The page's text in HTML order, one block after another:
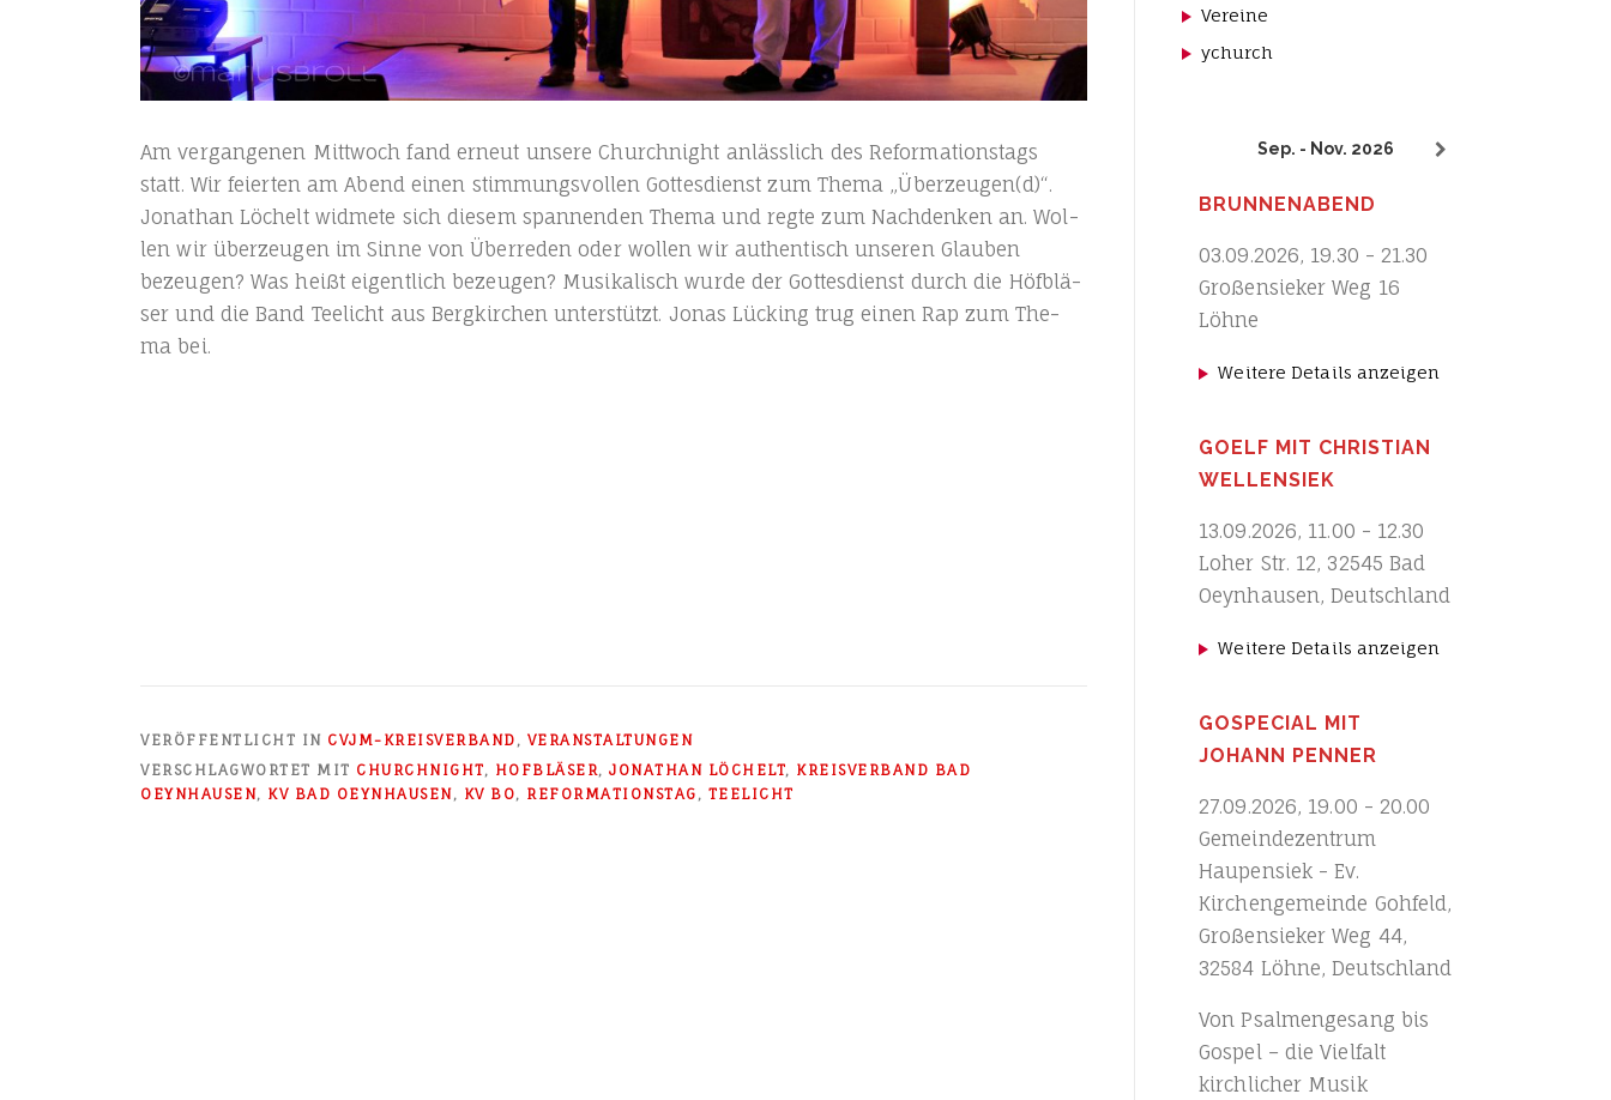
Am ver­gan­ge­nen Mitt­woch fand erneut unse­re Church­night anläss­lich des Refor­ma­ti­ons­tags
statt. Wir fei­er­ten am Abend einen stim­mungs­vol­len Got­tes­dienst zum The­ma „Überzeugen(d)“.
Jona­than Löchelt wid­me­te sich die­sem span­nen­den The­ma und reg­te zum Nach­den­ken an. Wol­
len wir über­zeu­gen im Sin­ne von Über­re­den oder wol­len wir authen­tisch unse­ren Glau­ben
bezeu­gen? Was heißt eigent­lich bezeu­gen? Musi­ka­lisch wur­de der Got­tes­dienst durch die Höf­blä­
ser und die Band Tee­licht aus Berg­kir­chen unter­stützt. Jonas Lücking trug einen Rap zum The­
ma bei.
VERÖFFENTLICHT IN CVJM-KREISVERBAND , VERANSTALTUNGEN
VERSCHLAGWORTET MIT CHURCHNIGHT, HOFBLÄSER, JONATHAN LÖCHELT, KREISVERBAND BAD
OEYNHAUSEN, KV BAD OEYNHAUSEN, KV BO, REFORMATIONSTAG , TEELICHT
Vereine
ychurch
Sep. - Nov. 2026
BRUNNENABEND
03.09.2026, 19.30 -21.30
Großensieker Weg 16
Löhne
Weitere Details anzeigen
GOELF MIT CHRISTIAN
WELLENSIEK
13.09.2026, 11.00 - 12.30
Loher Str. 12, 32545 Bad
Oeynhausen, Deutschland
Weitere Details anzeigen
GOSPECIAL MIT
JOHANN PENNER
27.09.2026, 19.00 -20.00
Gemeindezentrum
Haupensiek - Ev.
Kirchengemeinde Gohfeld,
Großensieker Weg 44,
32584 Löhne, Deutschland
Von Psalmengesang bis
Gospel – die Vielfalt
kirchlicher Musik